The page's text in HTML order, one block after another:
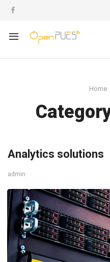
Home
Analytics solutions
admin